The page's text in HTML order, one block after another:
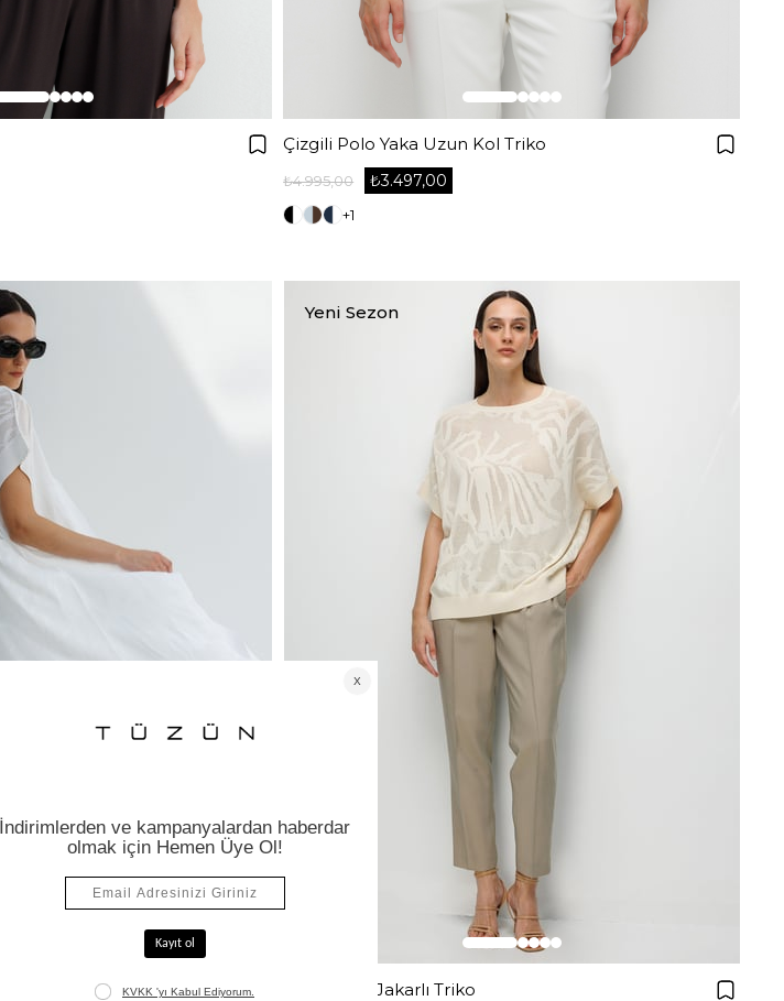
Çizgili Polo Yaka Uzun Kol Triko
₺3.497,00
₺4.995,00
+1
Kayık Yaka Jakarlı Triko
Yeni Sezon